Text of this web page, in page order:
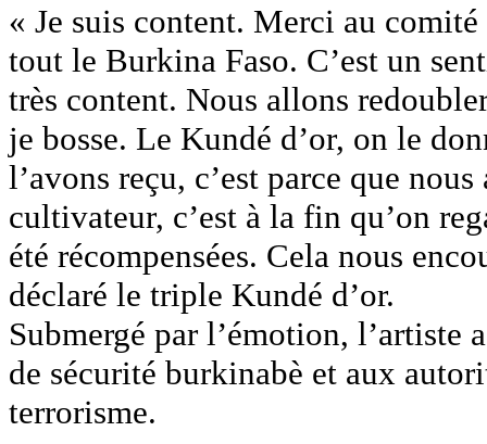
« Je suis content. Merci au
tout le Burkina Faso. C’est un
très content. Nous allons
je bosse. Le Kundé d’or, on le
l’avons reçu, c’est parce que
cultivateur, c’est à la fin qu’on
été récompensées. Cela nous
déclaré le triple Kundé d’or.
Submergé par l’émotion, l’artiste
de sécurité burkinabè et aux
terrorisme.